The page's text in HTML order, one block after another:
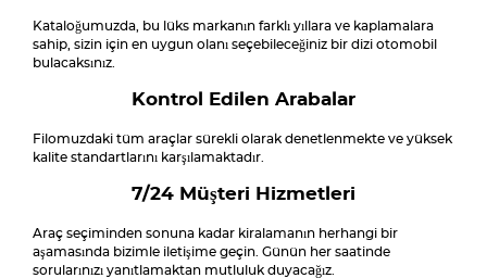
Kataloğumuzda, bu lüks markanın farklı yıllara ve kaplamalara
sahip, sizin için en uygun olanı seçebileceğiniz bir dizi otomobil
bulacaksınız.
Kontrol Edilen Arabalar
Filomuzdaki tüm araçlar sürekli olarak denetlenmekte ve yüksek
kalite standartlarını karşılamaktadır.
7/24 Müşteri Hizmetleri
Araç seçiminden sonuna kadar kiralamanın herhangi bir
aşamasında bizimle iletişime geçin. Günün her saatinde
sorularınızı yanıtlamaktan mutluluk duyacağız.